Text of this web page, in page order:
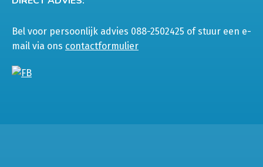
Bel voor persoonlijk advies 088-2502425 of stuur een e-
mail via ons contactformulier